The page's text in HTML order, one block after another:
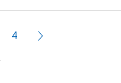
てこそのお取引でした
4